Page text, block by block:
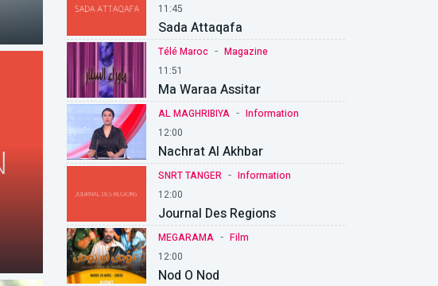
11:45
Sada Attaqafa
Télé Maroc - Magazine
11:51
Ma Waraa Assitar
AL MAGHRIBIYA - Information
12:00
Nachrat Al Akhbar
SNRT TANGER - Information
12:00
Journal Des Regions
MEGARAMA - Film
12:00
Nod O Nod